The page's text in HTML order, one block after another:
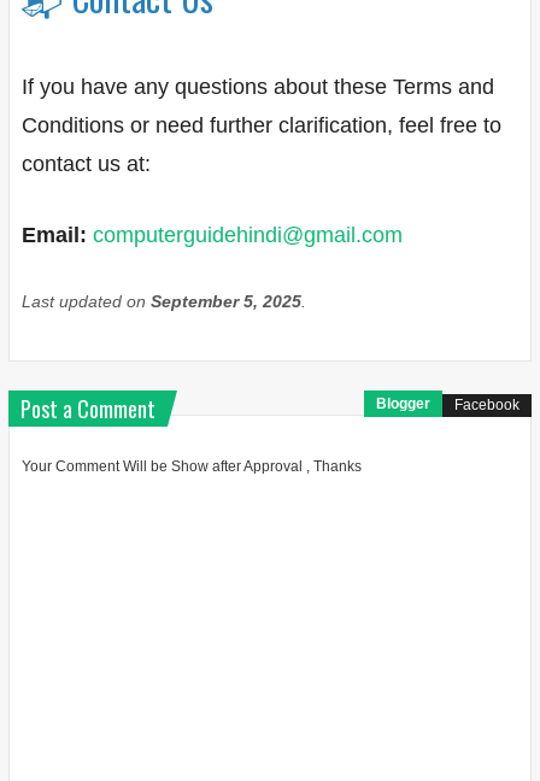
If you have any questions about these Terms and
Conditions or need further clarification, feel free to
contact us at:
Email: computerguidehindi@gmail.com
Last updated on September 5, 2025.
Post a Comment Blogger Facebook
Your Comment Will be Show after Approval , Thanks